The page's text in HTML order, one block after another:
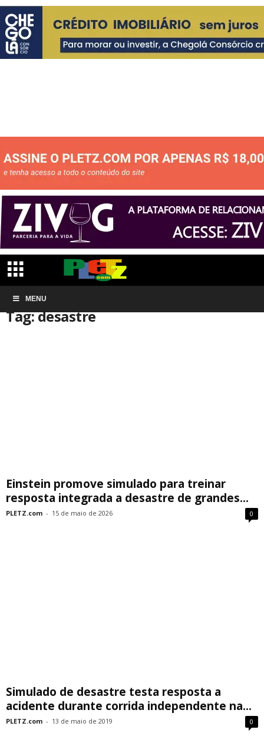
MENU
Início Tags
Tag: desastre
Einstein promove simulado para treinar
resposta integrada a desastre de grandes...
PLETZ.com - 15 de maio de 2026 0
Simulado de desastre testa resposta a
acidente durante corrida independente na...
PLETZ.com - 13 de maio de 2019 0